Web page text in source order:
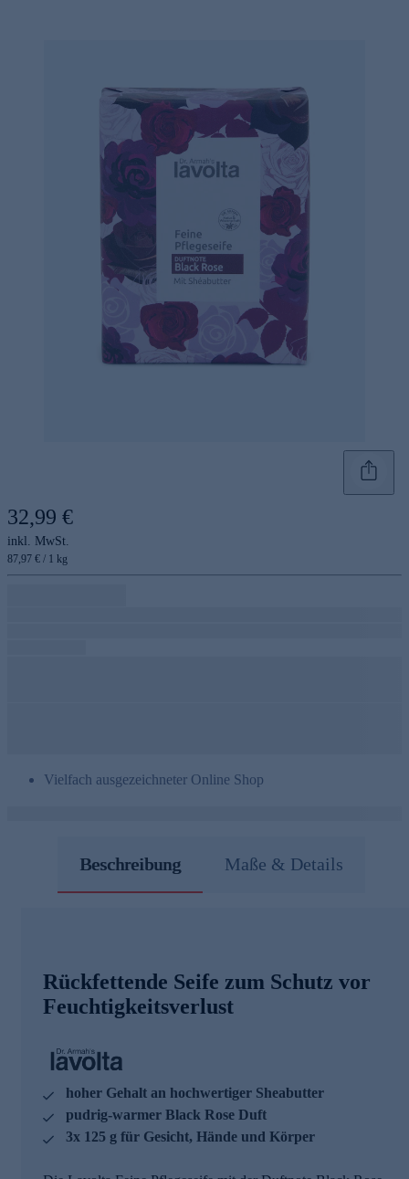
32,99 €
inkl. MwSt.
87,97 € / 1 kg
Vielfach ausgezeichneter Online Shop
Beschreibung Maße & Details
Rückfettende Seife zum Schutz vor
Feuchtigkeitsverlust
hoher Gehalt an hochwertiger Sheabutter
pudrig-warmer Black Rose Duft
3x 125 g für Gesicht, Hände und Körper